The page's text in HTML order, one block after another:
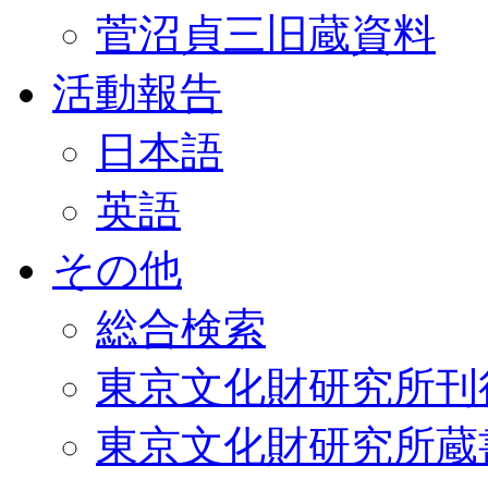
菅沼貞三旧蔵資料
活動報告
日本語
英語
その他
総合検索
東京文化財研究所
東京文化財研究所